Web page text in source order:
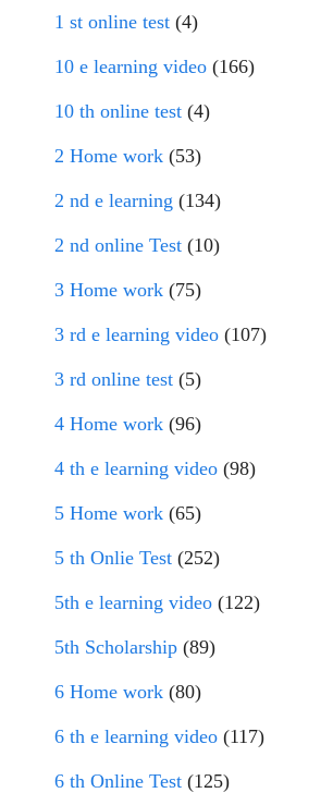
1 st online test (4)
10 e learning video (166)
10 th online test (4)
2 Home work (53)
2 nd e learning (134)
2 nd online Test (10)
3 Home work (75)
3 rd e learning video (107)
3 rd online test (5)
4 Home work (96)
4 th e learning video (98)
5 Home work (65)
5 th Onlie Test (252)
5th e learning video (122)
5th Scholarship (89)
6 Home work (80)
6 th e learning video (117)
6 th Online Test (125)